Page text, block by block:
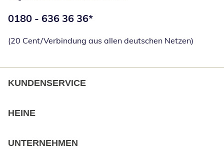
Telefonnummer:
0180 - 636 36 36*
(20 Cent/Verbindung aus allen deutschen Netzen)
KUNDENSERVICE
HEINE
UNTERNEHMEN